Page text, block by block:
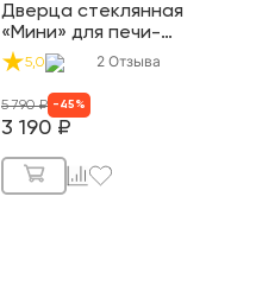
Дверца стеклянная
«Мини» для печи-
буржуйки «Теплосталь»
5,0 2 Отзыва
3 190 ₽
5 790₽ - 45 %